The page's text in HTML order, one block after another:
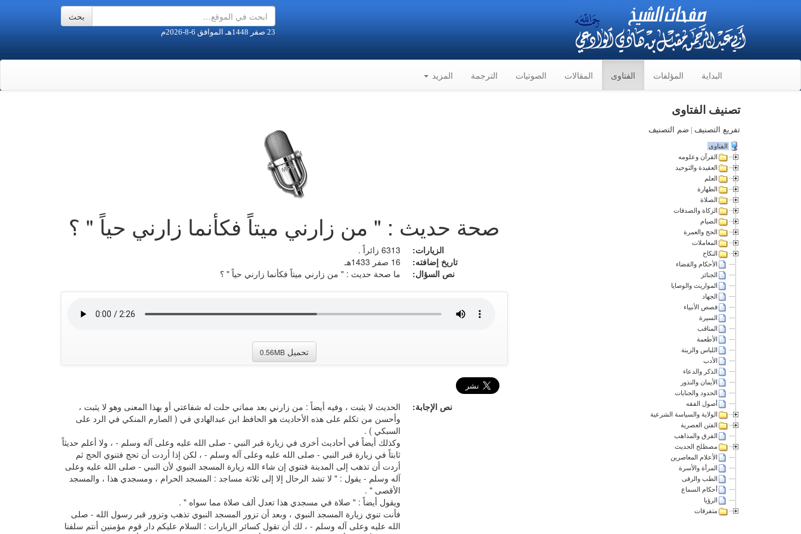
23 صفر 1448هـ الموافق 6-8-2026م
البداية المؤلفات الفتاوى المقالات الصوتيات الترجمة المزيد
صحة حديث : " من زارني ميتاً فكأنما زارني حياً " ؟
الزيارات:
6313 زائراً .
تاريخ إضافته:
16 صفر 1433هـ
نص السؤال:
ما صحة حديث : " من زارني ميتاً فكأنما زارني حياً " ؟
تحميل 0.56MB
نص الإجابة:
الحديث لا يثبت ، وفيه أيضاً : من زارني بعد مماتي حلت له شفاعتي أو بهذا المعنى وهو لا يثبت ،
وأحسن من تكلم على هذه الأحاديث هو الحافظ ابن عبدالهادي في ( الصارم المنكي في الرد على
السبكي ) .
وكذلك أيضاً في أحاديث أخرى في زيارة قبر النبي - صلى الله عليه وعلى آله وسلم - ، ولا أعلم حديثاً
ثابتاً في زيارة قبر النبي - صلى الله عليه وعلى آله وسلم - ، لكن إذا أردت أن تحج فتنوي الحج ثم
أردت أن تذهب إلى المدينة فتنوي إن شاء الله زيارة المسجد النبوي لأن النبي - صلى الله عليه وعلى
آله وسلم - يقول : " لا تشد الرحال إلا إلى ثلاثة مساجد : المسجد الحرام ، ومسجدي هذا ، والمسجد
الأقصى " .
ويقول أيضاً : " صلاة في مسجدي هذا تعدل ألف صلاة مما سواه " .
فأنت تنوي زيارة المسجد النبوي ، وبعد أن تزور المسجد النبوي تذهب وتزور قبر رسول الله - صلى
الله عليه وعلى آله وسلم - ، لك أن تقول كسائر الزيارات : السلام عليكم دار قوم مؤمنين أنتم سلفنا
تصنيف الفتاوى
تفريع التصنيف | ضم التصنيف
الفتاوى
القرآن وعلومه
العقيدة والتوحيد
العلم
الطهارة
الصلاة
الزكاة والصدقات
الصيام
الحج والعمرة
المعاملات
النكاح
الأحكام والقضاء
الجنائز
المواريث والوصايا
الجهاد
قصص الأنبياء
السيرة
المناقب
الأطعمة
اللباس والزينة
الأدب
الذكر والدعاء
الأيمان والنذور
الحدود والجنايات
أصول الفقه
الولاية والسياسة الشرعية
الفتن العصرية
الفرق والمذاهب
مصطلح الحديث
الأعلام المعاصرين
المرأة والأسرة
الطب والرقى
أحكام السماع
الرؤيا
متفرقات